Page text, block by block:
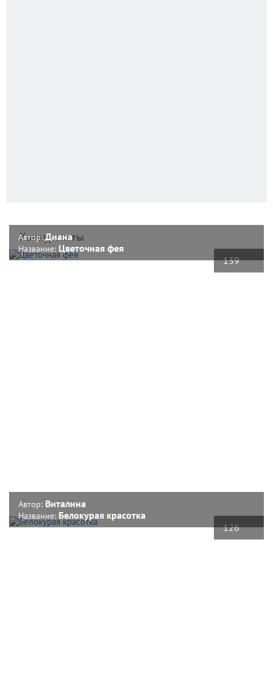
Конкурсанты
139
Автор:Диана
Название: Цветочная фея
126
Автор: Виталина
Название: Белокурая красотка